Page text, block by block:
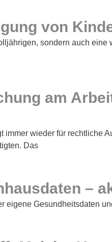
von
sondern auch
am
immer wieder für
Das
–
eigene Gesundheitsdaten